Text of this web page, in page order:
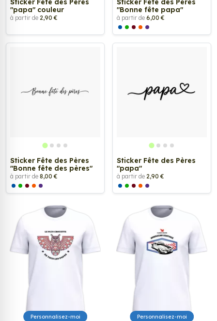
"papa" couleur
à partir de 2,90 €
"Bonne fête papa"
à partir de 6,00 €
Sticker Fête des Pères
"Bonne fête des pères"
à partir de 8,00 €
Sticker Fête des Pères
"papa"
à partir de 2,90 €
Personnalisez-moi Personnalisez-moi